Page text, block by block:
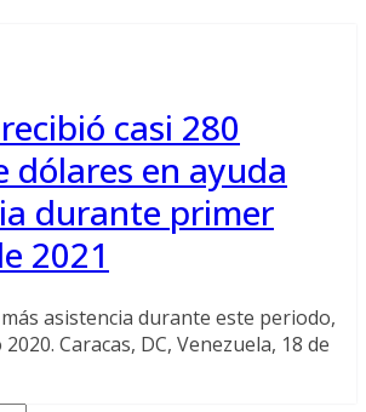
casi 280
dólares en ayuda
durante primer
2021
asistencia durante este periodo,
Caracas, DC, Venezuela, 18 de